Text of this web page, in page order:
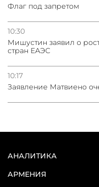
Флаг под запретом
10:30
Мишустин заявил о
стран ЕАЭС
10:17
Заявление Матвиено
АНАЛИТИКА
АРМЕНИЯ